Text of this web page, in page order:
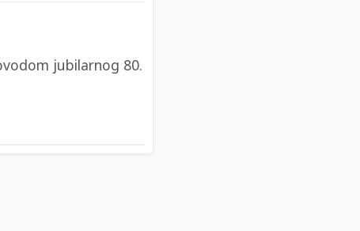
jubilarnog 80.